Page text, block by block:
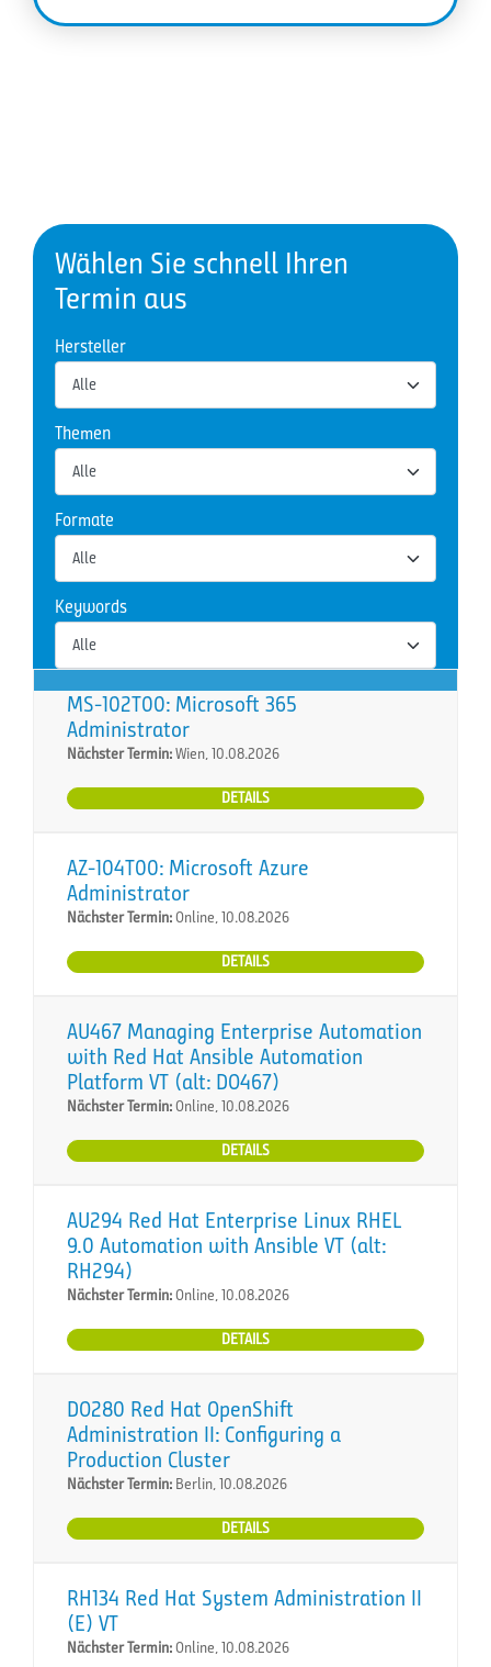
Wählen Sie schnell Ihren
Termin aus
Hersteller
Themen
Formate
Keywords
MS-102T00: Microsoft 365
Administrator
Nächster Termin:Wien, 10.08.2026
DETAILS
AZ-104T00: Microsoft Azure
Administrator
Nächster Termin:Online, 10.08.2026
DETAILS
AU467 Managing Enterprise Automation
with Red Hat Ansible Automation
Platform VT (alt: DO467)
Nächster Termin:Online, 10.08.2026
DETAILS
AU294 Red Hat Enterprise Linux RHEL
9.0 Automation with Ansible VT (alt:
RH294)
Nächster Termin:Online, 10.08.2026
DETAILS
DO280 Red Hat OpenShift
Administration II: Configuring a
Production Cluster
Nächster Termin: Berlin, 10.08.2026
DETAILS
RH134 Red Hat System Administration II
(E) VT
Nächster Termin:Online, 10.08.2026